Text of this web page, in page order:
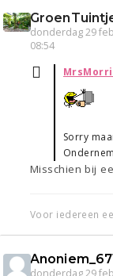
donderdag 29
08:54
Sorry
Misschien bij
Voor iedereen